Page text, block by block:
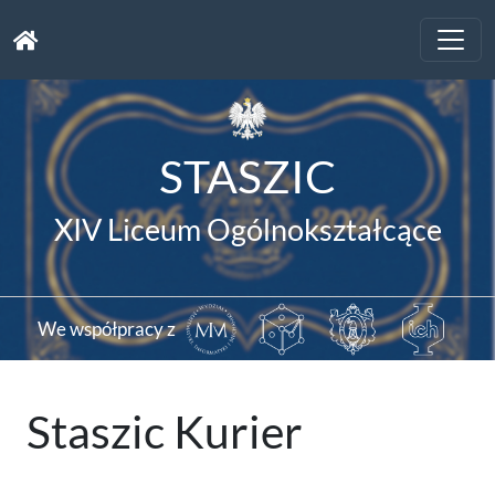
Toggle
STASZIC
XIV Liceum Ogólnokształcące
We współpracy z
Staszic Kurier